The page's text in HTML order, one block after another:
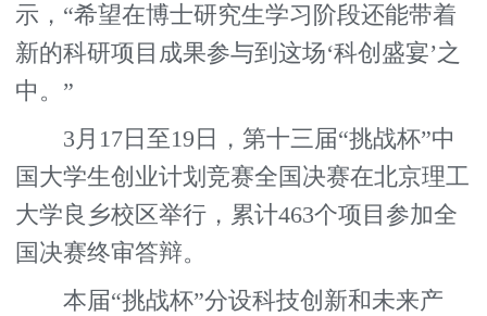
示，“希望在博士研究生学习阶段还能带着
新的科研项目成果参与到这场‘科创盛宴’之
中。”
3月17日至19日，第十三届“挑战杯”中
国大学生创业计划竞赛全国决赛在北京理工
大学良乡校区举行，累计463个项目参加全
国决赛终审答辩。
本届“挑战杯”分设科技创新和未来产